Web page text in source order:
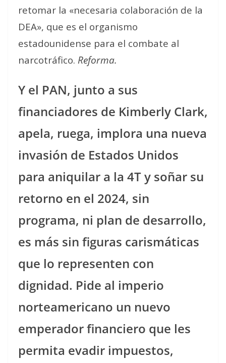
retomar la «necesaria colaboración de la
DEA», que es el organismo
estadounidense para el combate al
narcotráfico. Reforma.
Y el PAN, junto a sus
financiadores de Kimberly Clark,
apela, ruega, implora una nueva
invasión de Estados Unidos
para aniquilar a la 4T y soñar su
retorno en el 2024, sin
programa, ni plan de desarrollo,
es más sin figuras carismáticas
que lo representen con
dignidad. Pide al imperio
norteamericano un nuevo
emperador financiero que les
permita evadir impuestos,